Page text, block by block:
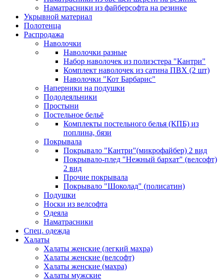
Наматрасники из файберсофта на резинке
Укрывной материал
Полотенца
Распродажа
Наволочки
Наволочки разные
Набор наволочек из полиэстера "Кантри"
Комплект наволочек из сатина ПВХ (2 шт)
Наволочки "Кот Барбарис"
Наперники на подушки
Пододеяльники
Простыни
Постельное бельё
Комплекты постельного белья (КПБ) из
поплина, бязи
Покрывала
Покрывало "Кантри"(микрофайбер) 2 вид
Покрывало-плед "Нежный бархат" (велсофт)
2 вид
Прочие покрывала
Покрывало "Шоколад" (полисатин)
Подушки
Носки из велсофта
Одеяла
Наматрасники
Спец. одежда
Халаты
Халаты женские (легкий махра)
Халаты женские (велсофт)
Халаты женские (махра)
Халаты мужские